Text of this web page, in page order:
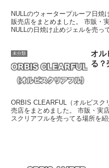
NULLのウォータープルーフ日焼
販売店をまとめました。 市販・
NULLの日焼け止めジェルを売っ
ズ・ロフト 大手バラエティショ
未分類
オル
る？
ORBIS CLEARFUL（オルビスク
売店をまとめました。 市販・実
スクリアフルを売ってる場所を
ビスの直営店舗でオルビスクリ